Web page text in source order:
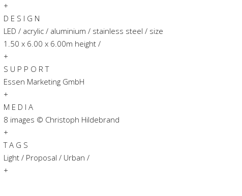
+
D E S I G N
LED / acrylic / aluminium / stainless steel / size
1.50 x 6.00 x 6.00m height /
+
S U P P O R T
Essen Marketing GmbH
+
M E D I A
8 images © Christoph Hildebrand
+
T A G S
Light / Proposal / Urban /
+